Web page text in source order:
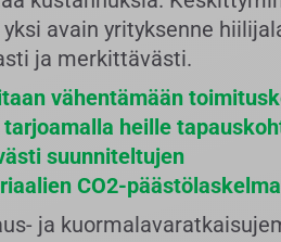
avain yrityksenne
ja merkittävästi.
vähentämään
heille
suunniteltujen
CO2-
ja